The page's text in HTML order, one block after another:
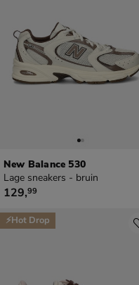
New Balance 530
Lage sneakers - bruin
€ 129,99
129,99
⚡Hot Drop